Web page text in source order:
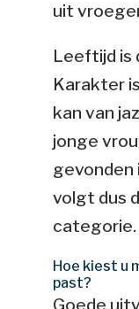
uit
Leeftijd is
Karakter
kan van
jonge
gevonden
volgt dus
categorie.
Hoe kiest u
past?